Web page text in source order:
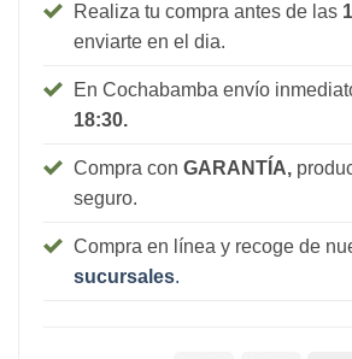
Realiza tu compra antes de las
enviarte en el dia.
En Cochabamba envío
18:30.
Compra con GARANTÍA,
seguro.
Compra en línea y recoge de
sucursales.